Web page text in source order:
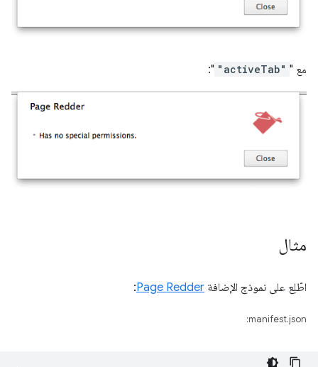
مع " "activeTab"
":
مثال
اطّلِع على نموذج الإضافة Page Redder
:
manifest.json: